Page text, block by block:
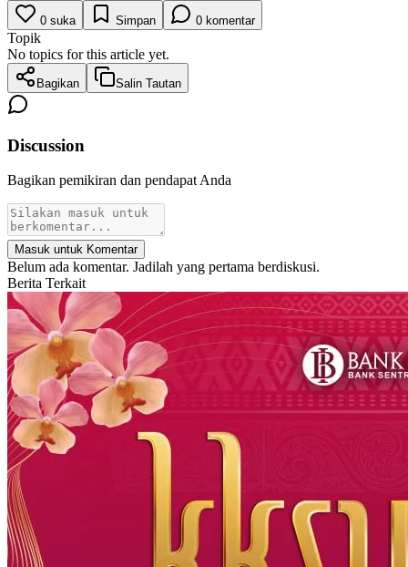
0 suka Simpan 0 komentar
Topik
No topics for this article yet.
Bagikan Salin Tautan
Discussion
Bagikan pemikiran dan pendapat Anda
Masuk untuk Komentar
Belum ada komentar. Jadilah yang pertama berdiskusi.
Berita Terkait